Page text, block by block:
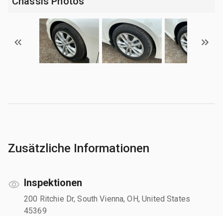
Zusätzliche Informationen
Inspektionen
200 Ritchie Dr, South Vienna, OH, United States
45369